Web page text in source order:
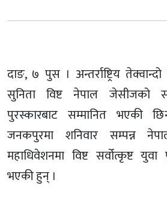
दाङ, ७ पुस । अन्तर्राष्ट्रिय
सुनिता विष्ट नेपाल जेसीजको
पुरस्कारबाट सम्मानित भएकी
जनकपुरमा शनिवार सम्पन्न
महाधिवेशनमा विष्ट सर्वोत्कृष्ट
भएकी हुन् ।